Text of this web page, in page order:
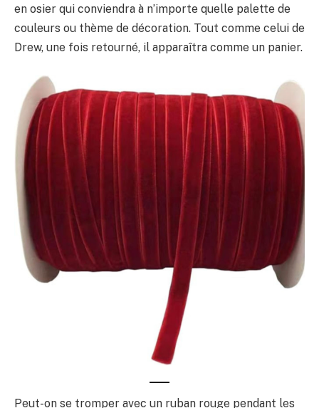
en osier qui conviendra à n’importe quelle palette de
couleurs ou thème de décoration. Tout comme celui de
Drew, une fois retourné, il apparaîtra comme un panier.
Peut-on se tromper avec un ruban rouge pendant les